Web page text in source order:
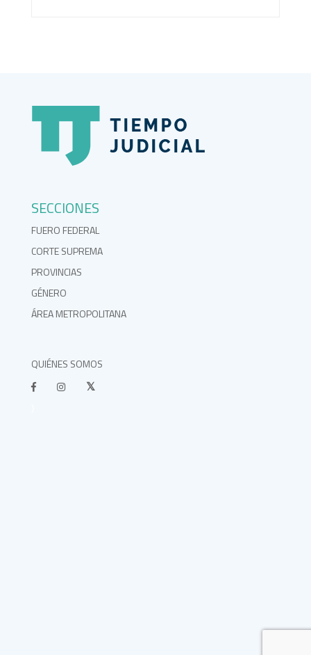
SECCIONES
FUERO FEDERAL
CORTE SUPREMA
PROVINCIAS
GÉNERO
ÁREA METROPOLITANA
QUIÉNES SOMOS